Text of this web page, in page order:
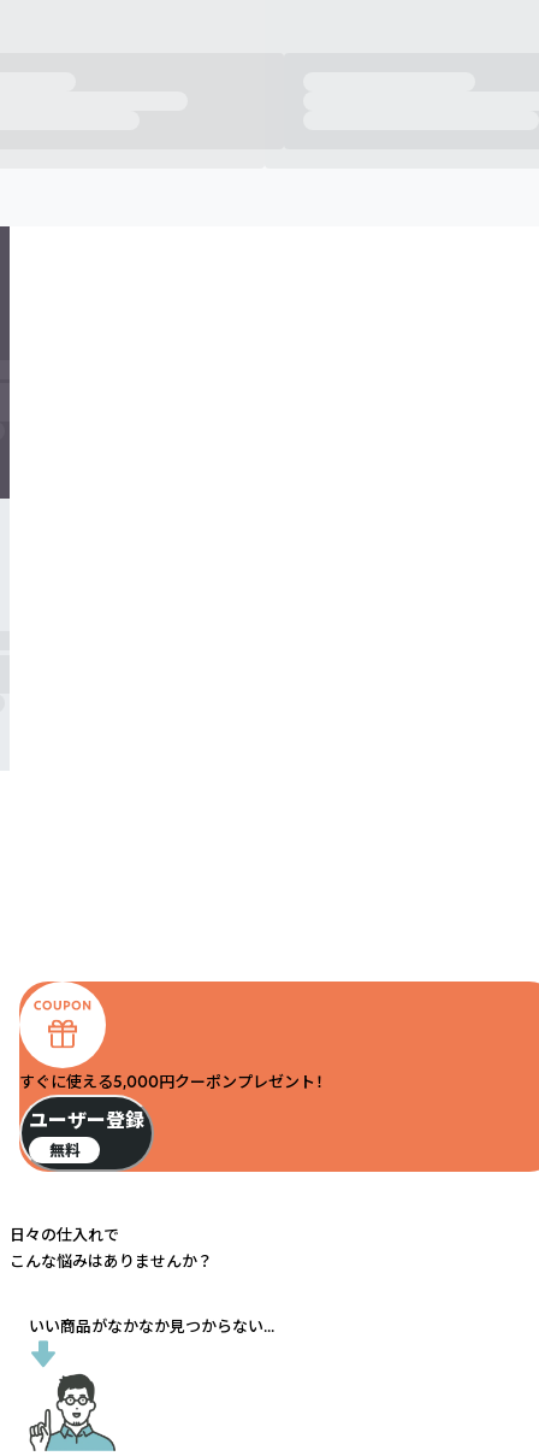
すぐに使える5,000円クーポンプレゼント！
ユーザー登録
無料
日々の仕入れで
こんな悩みはありませんか？
いい商品がなかなか見つからない...